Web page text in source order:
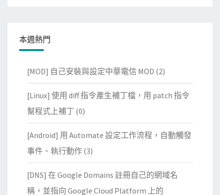
本週熱門
[MOD] 自己安裝與設定中華電信 MOD (2)
[Linux] 使用 diff 指令產生補丁檔，用 patch 指令
幫程式上補丁 (0)
[Android] 用 Automate 設定工作流程，自動觸發
事件、執行動作 (3)
[DNS] 在 Google Domains 註冊自己的網域名
稱，並指向 Google Cloud Platform 上的